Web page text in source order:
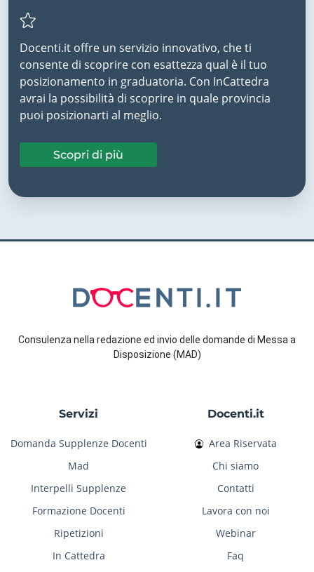
Docenti.it offre un servizio innovativo, che ti
consente di scoprire con esattezza qual è il tuo
posizionamento in graduatoria. Con InCattedra
avrai la possibilità di scoprire in quale provincia
puoi posizionarti al meglio.
Scopri di più
Consulenza nella redazione ed invio delle domande di Messa a
Disposizione (MAD)
Servizi
Domanda Supplenze Docenti
Mad
Interpelli Supplenze
Formazione Docenti
Ripetizioni
In Cattedra
Docenti.it
Area Riservata
Chi siamo
Contatti
Lavora con noi
Webinar
Faq